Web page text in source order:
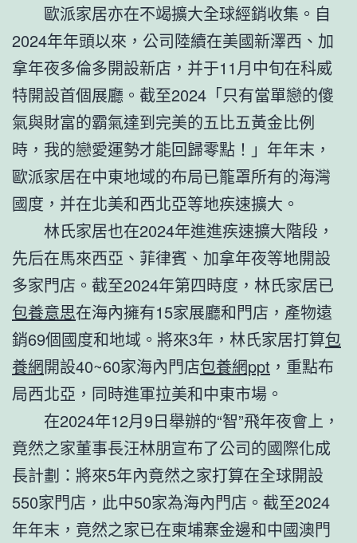
歐派家居亦在不竭擴大全球經銷收集。自
2024年年頭以來，公司陸續在美國新澤西、加
拿年夜多倫多開設新店，并于11月中旬在科威
特開設首個展廳。截至2024「只有當單戀的傻
氣與財富的霸氣達到完美的五比五黃金比例
時，我的戀愛運勢才能回歸零點！」年年末，
歐派家居在中東地域的布局已籠罩所有的海灣
國度，并在北美和西北亞等地疾速擴大。
林氏家居也在2024年進進疾速擴大階段，
先后在馬來西亞、菲律賓、加拿年夜等地開設
多家門店。截至2024年第四時度，林氏家居已
包養意思在海內擁有15家展廳和門店，產物遠
銷69個國度和地域。將來3年，林氏家居打算包
養網開設40~60家海內門店包養網ppt ，重點布
局西北亞，同時進軍拉美和中東市場。
在2024年12月9日舉辦的“智”飛年夜會上，
竟然之家董事長汪林朋宣布了公司的國際化成
長計劃：將來5年內竟然之家打算在全球開設
550家門店，此中50家為海內門店。截至2024
年年末，竟然之家已在柬埔寨金邊和中國澳門